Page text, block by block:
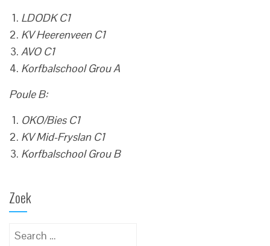
LDODK C1
KV Heerenveen C1
AVO C1
Korfbalschool Grou A
Poule B:
OKO/Bies C1
KV Mid-Fryslan C1
Korfbalschool Grou B
Zoek
Search